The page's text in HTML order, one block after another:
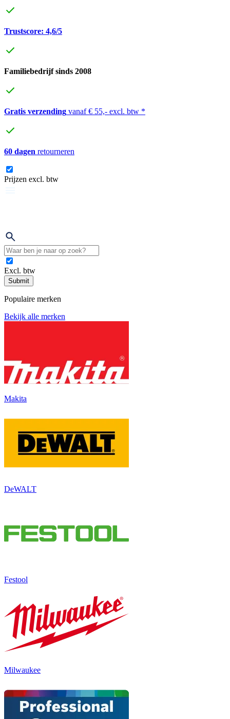
Trustscore: 4,6/5
Familiebedrijf sinds 2008
Gratis verzending vanaf € 55,- excl. btw *
60 dagen retourneren
Prijzen excl. btw
Excl. btw
Submit
Populaire merken
Bekijk alle merken
Makita
DeWALT
Festool
Milwaukee